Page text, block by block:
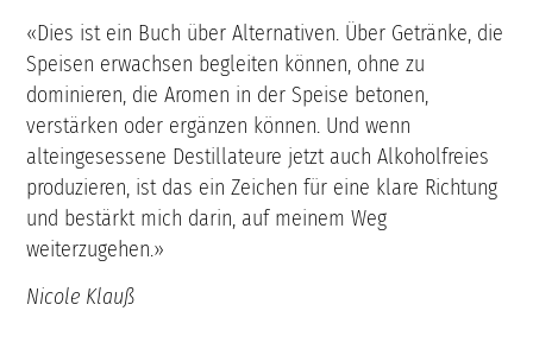
«Dies ist ein Buch über Alternativen. Über Getränke, die
Speisen erwachsen begleiten können, ohne zu
dominieren, die Aromen in der Speise betonen,
verstärken oder ergänzen können. Und wenn
alteingesessene Destillateure jetzt auch Alkoholfreies
produzieren, ist das ein Zeichen für eine klare Richtung
und bestärkt mich darin, auf meinem Weg
weiterzugehen.»
Nicole Klauß